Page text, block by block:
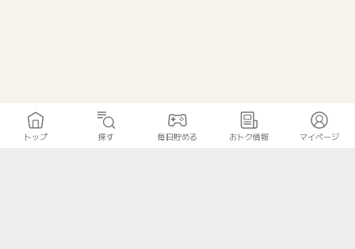
トップ 探す 毎日貯める おトク情報 マイページ